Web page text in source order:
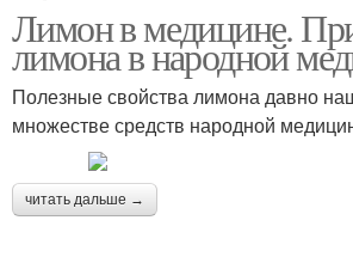
Лимон в медицине.
лимона в народной
Полезные свойства лимона давно
множестве средств народной
читать дальше →